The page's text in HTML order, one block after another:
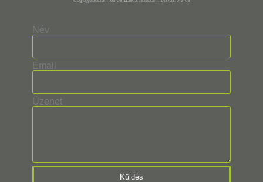
Név
Email
Üzenet
Küldés